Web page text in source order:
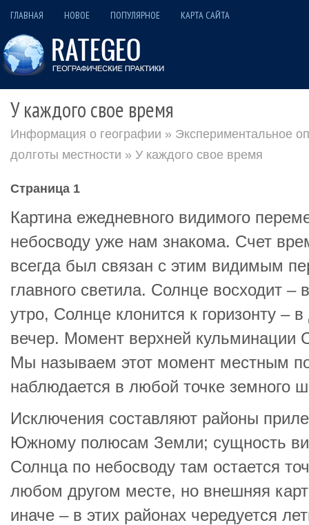
ГЛАВНАЯ НОВОЕ ПОПУЛЯРНОЕ КАРТА САЙТА
У каждого свое время
Информация о географии » Экспериментальное
долготы местности » У каждого свое время
Страница 1
Картина ежедневного видимого
небосводу уже нам знакома. Счет
всегда был связан с этим видимым
главного светила. Солнце восходит –
утро, Солнце клонится к горизонту –
вечер. Момент верхней кульминации
Мы называем этот момент местным
наблюдается в любой точке земного
Исключения составляют районы
Южному полюсам Земли; сущность
Солнца по небосводу там остается
любом другом месте, но внешняя
иначе – в этих районах чередуется